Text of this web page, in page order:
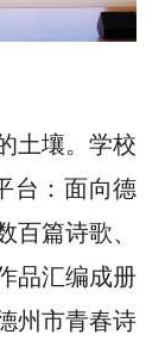
土壤。学校
台：面向德
篇诗歌、
品汇编成册
州市青春诗